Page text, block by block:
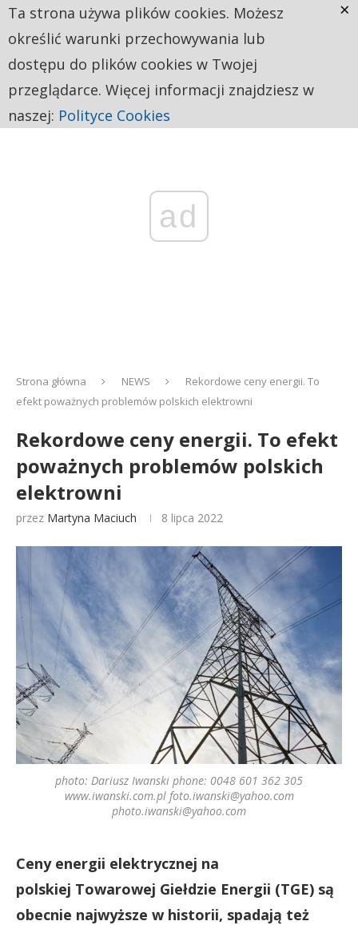
ad
Strona główna NEWS
Rekordowe ceny energii. To
efekt poważnych problemów polskich elektrowni
Rekordowe ceny energii. To efekt
poważnych problemów polskich
elektrowni
przez Martyna Maciuch 8 lipca 2022
photo: Dariusz Iwanski phone: 0048 601 362 305
www.iwanski.com.pl foto.iwanski@yahoo.com
photo.iwanski@yahoo.com
Ceny energii elektrycznej na
polskiej Towarowej Giełdzie Energii (TGE) są
obecnie najwyższe w historii, spadają też
Ta strona używa plików cookies. Możesz
określić warunki przechowywania lub
dostępu do plików cookies w Twojej
przeglądarce. Więcej informacji znajdziesz w
naszej: Polityce Cookies
×